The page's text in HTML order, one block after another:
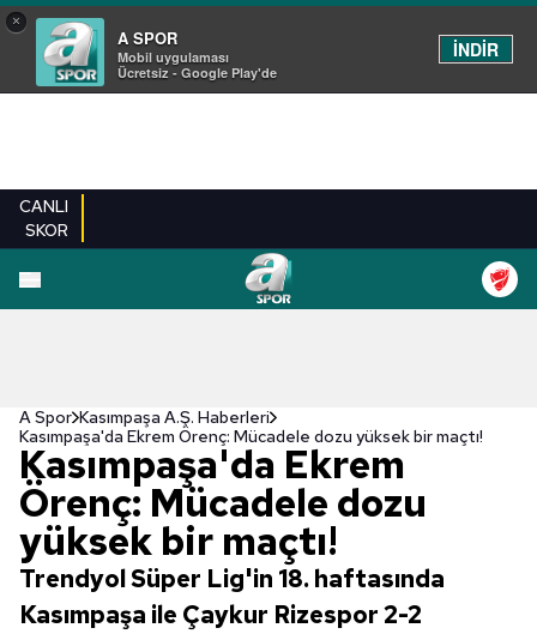
×
A SPOR
Mobil uygulaması
Ücretsiz - Google Play'de
İNDİR
CANLI
SKOR
A Spor Kasımpaşa A.Ş. Haberleri
Kasımpaşa'da Ekrem Örenç: Mücadele dozu yüksek bir maçtı!
Kasımpaşa'da Ekrem
Örenç: Mücadele dozu
yüksek bir maçtı!
Trendyol Süper Lig'in 18. haftasında
Kasımpaşa ile Çaykur Rizespor 2-2